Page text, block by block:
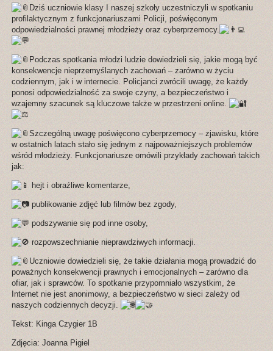
Dziś uczniowie klasy I naszej szkoły uczestniczyli w spotkaniu
profilaktycznym z funkcjonariuszami Policji, poświęconym
odpowiedzialności prawnej młodzieży oraz cyberprzemocy.
Podczas spotkania młodzi ludzie dowiedzieli się, jakie mogą być
konsekwencje nieprzemyślanych zachowań – zarówno w życiu
codziennym, jak i w internecie. Policjanci zwrócili uwagę, że każdy
ponosi odpowiedzialność za swoje czyny, a bezpieczeństwo i
wzajemny szacunek są kluczowe także w przestrzeni online.
Szczególną uwagę poświęcono cyberprzemocy – zjawisku, które
w ostatnich latach stało się jednym z najpoważniejszych problemów
wśród młodzieży. Funkcjonariusze omówili przykłady zachowań takich
jak:
hejt i obraźliwe komentarze,
publikowanie zdjęć lub filmów bez zgody,
podszywanie się pod inne osoby,
rozpowszechnianie nieprawdziwych informacji.
Uczniowie dowiedzieli się, że takie działania mogą prowadzić do
poważnych konsekwencji prawnych i emocjonalnych – zarówno dla
ofiar, jak i sprawców. To spotkanie przypomniało wszystkim, że
Internet nie jest anonimowy, a bezpieczeństwo w sieci zależy od
naszych codziennych decyzji.
Tekst: Kinga Czygier 1B
Zdjęcia: Joanna Pigiel